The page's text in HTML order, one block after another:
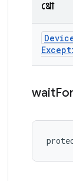
থ্রো
wait